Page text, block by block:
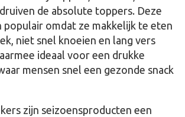
de absolute toppers. Deze
omdat ze makkelijk te eten
niet snel knoeien en lang vers
ideaal voor een drukke
mensen snel een gezonde snack
zijn seizoensproducten een